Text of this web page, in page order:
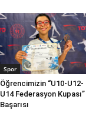
Spor
Öğrencimizin “U10-U12-
U14 Federasyon Kupası”
Başarısı